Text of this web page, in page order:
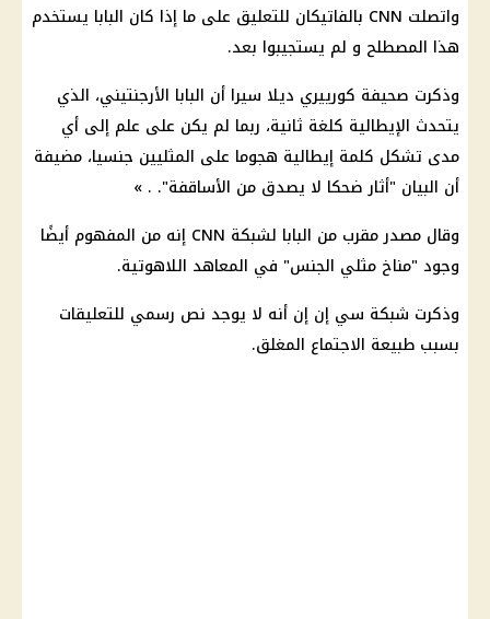
واتصلت CNN بالفاتيكان للتعليق على ما إذا كان البابا يستخدم
هذا المصطلح و لم يستجيبوا بعد.
وذكرت صحيفة كورييري ديلا سيرا أن البابا الأرجنتيني، الذي
يتحدث الإيطالية كلغة ثانية، ربما لم يكن على علم إلى أي
مدى تشكل كلمة إيطالية هجوما على المثليين جنسيا، مضيفة
أن البيان "أثار ضحكا لا يصدق من الأساقفة". . »
وقال مصدر مقرب من البابا لشبكة CNN إنه من المفهوم أيضًا
وجود "مناخ مثلي الجنس" في المعاهد اللاهوتية.
وذكرت شبكة سي إن إن أنه لا يوجد نص رسمي للتعليقات
بسبب طبيعة الاجتماع المغلق.